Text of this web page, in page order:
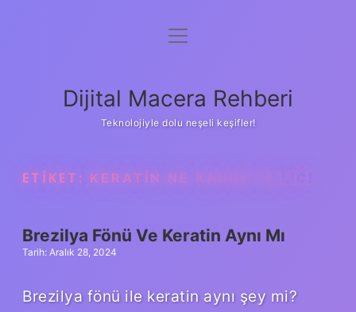
Anasayfa
Yasal Uyarı
menüyü
Dijital Macera Rehberi
Teknolojiyle dolu neşeli keşifler!
ETIKET: KERATIN NE KADAR KALICI
Brezilya Fönü Ve Keratin Aynı Mı
Tarih: Aralık 28, 2024
Brezilya fönü ile keratin aynı şey mi?